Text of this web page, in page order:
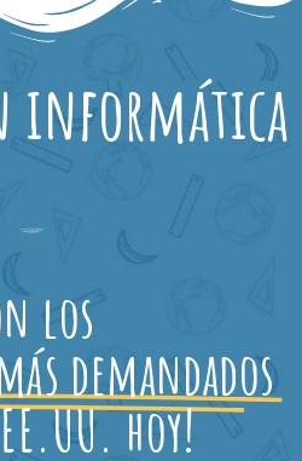
informática
los
demandados
hoy!